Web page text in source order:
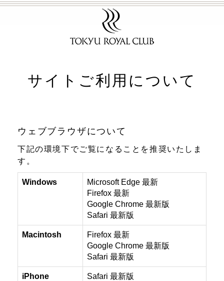
サイトご利用について
ウェブブラウザについて
下記の環境下でご覧になることを推奨いたしま
す。
Windows
Microsoft Edge 最新
Firefox 最新
Google Chrome 最新版
Safari 最新版
Macintosh
Firefox 最新
Google Chrome 最新版
Safari 最新版
iPhone Safari 最新版